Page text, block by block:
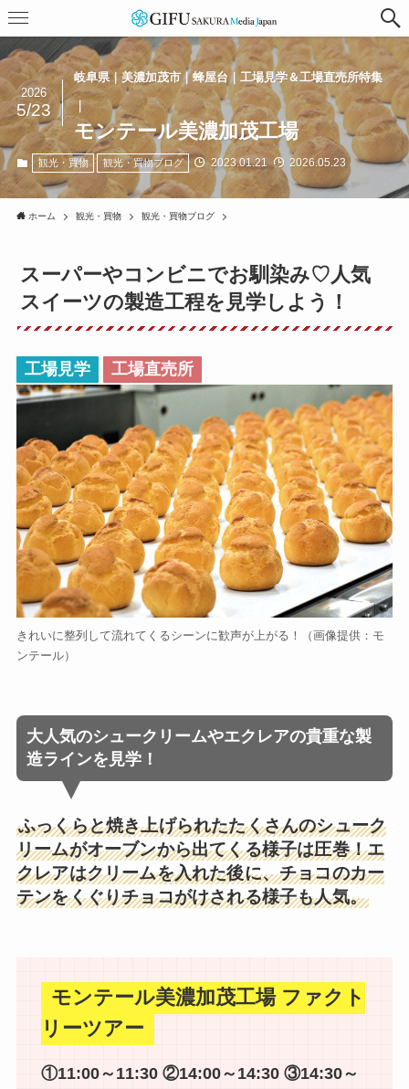
岐阜県｜美濃加茂市｜蜂屋台｜工場見学＆工場直売所特集
｜
モンテール美濃加茂工場
2026
5/23
観光・買物 観光・買物ブログ 2023.01.21 2026.05.23
ホーム 観光・買物 観光・買物ブログ
スーパーやコンビニでお馴染み♡人気
スイーツの製造工程を見学しよう！
工場見学 工場直売所
きれいに整列して流れてくるシーンに歓声が上がる！（画像提供：モ
ンテール）
大人気のシュークリームやエクレアの貴重な製
造ラインを見学！
ふっくらと焼き上げられたたくさんのシューク
リームがオーブンから出てくる様子は圧巻！エ
クレアはクリームを入れた後に、チョコのカー
テンをくぐりチョコがけされる様子も人気。
モンテール美濃加茂工場 ファクト
リーツアー
①11:00～11:30 ②14:00～14:30 ③14:30～